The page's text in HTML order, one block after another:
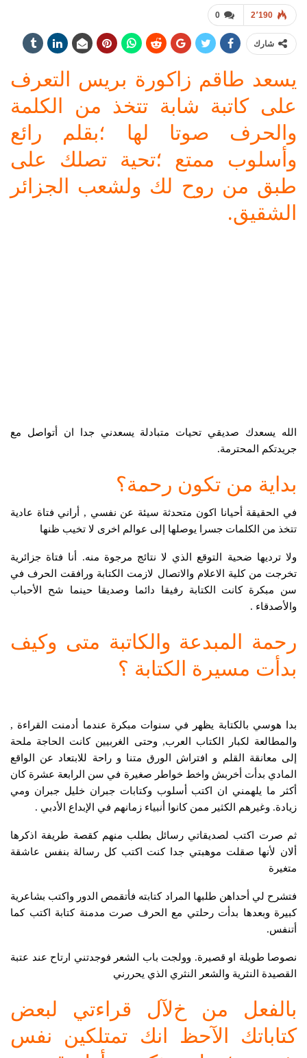
0 2٬190
شارك
يسعد طاقم زاكورة بريس التعرف
على كاتبة شابة تتخذ من الكلمة
والحرف صوتا لها ؛بقلم رائع
وأسلوب ممتع ؛تحية تصلك على
طبق من روح لك ولشعب الجزائر
الشقيق.
الله يسعدك صديقي تحيات متبادلة يسعدني جدا ان أتواصل مع
جريدتكم المحترمة.
بداية من تكون رحمة؟
في الحقيقة أحيانا اكون متحدثة سيئة عن نفسي , أراني فتاة عادية
تتخذ من الكلمات جسرا يوصلها إلى عوالم اخرى لا تخيب ظنها
ولا ترديها ضحية التوقع الذي لا نتائج مرجوة منه. أنا فتاة جزائرية
تخرجت من كلية الاعلام والاتصال لازمت الكتابة ورافقت الحرف في
سن مبكرة كانت الكتابة رفيقا دائما وصديقا حينما شح الأحباب
والأصدقاء .
رحمة المبدعة والكاتبة متى وكيف
بدأت مسيرة الكتابة ؟
بدا هوسي بالكتابة يظهر في سنوات مبكرة عندما أدمنت القراءة ,
والمطالعة لكبار الكتاب العرب, وحتى الغربيين كانت الحاجة ملحة
إلى معانقة القلم و افتراش الورق متنا و راحة للابتعاد عن الواقع
المادي بدأت أخربش واخط خواطر صغيرة في سن الرابعة عشرة كان
أكثر ما يلهمني ان اكتب أسلوب وكتابات جبران خليل جبران ومي
زيادة. وغيرهم الكثير ممن كانوا أنبياء زمانهم في الإبداع الأدبي .
ثم صرت اكتب لصديقاتي رسائل بطلب منهم كقصة طريفة اذكرها
ألان لأنها صقلت موهبتي جدا كنت اكتب كل رسالة بنفس عاشقة
متغيرة
فتشرح لي أحداهن طلبها المراد كتابته فأتقمص الدور واكتب بشاعرية
كبيرة وبعدها بدأت رحلتي مع الحرف صرت مدمنة كتابة اكتب كما
أتنفس.
نصوصا طويلة او قصيرة. وولجت باب الشعر فوجدتني ارتاح عند عتبة
القصيدة النثرية والشعر النثري الذي يحررني
بالفعل من خﻵل قراءتي لبعض
كتاباتك اﻵحظ انك تمتلكين نفس